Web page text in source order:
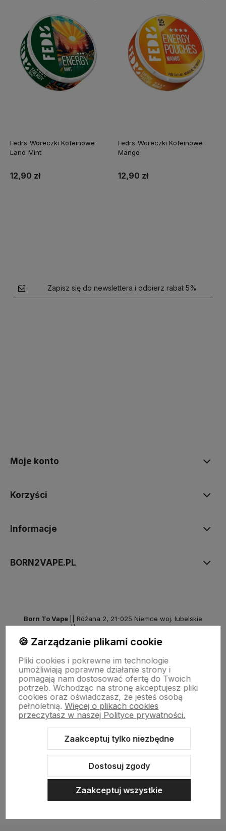
Fedrs Woreczki Kofeinowe
Land Mint
12,90 zł
Fedrs Woreczki Kofeinowe
Mango
12,90 zł
Zapisz się do newslettera i odbierz rabat 5%
Moje konto
Korzyści
Informacje
BORN2VAPE.PL
Born To Vape
|| Różana 2, 21-025 Niemce woj. lubelskie
NIP: 7141861133 || E:kontakt@born2vape.plT:665 744 477
Sklep internetowy Shoper Premium
Szablon Shoper Modern 3.0™
🍪 Zarządzanie plikami cookie
Pliki cookies i pokrewne im technologie
umożliwiają poprawne działanie strony i
pomagają nam dostosować ofertę do Twoich
potrzeb. Wchodząc na stronę akceptujesz pliki
cookies oraz oświadczasz, że jesteś osobą
pełnoletnią. Więcej o plikach cookies
przeczytasz w naszej Polityce prywatności.
Zaakceptuj tylko niezbędne
Dostosuj zgody
Zaakceptuj wszystkie